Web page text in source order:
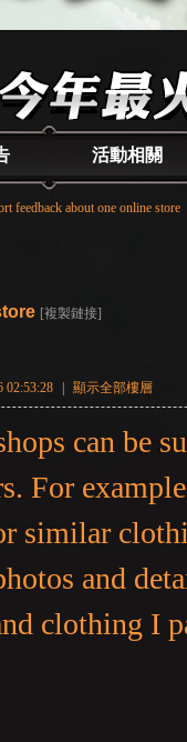
活動相關
feedback about one online store
[複製鏈接]
02:53:28 顯示全部樓層
can be
For
similar
and
clothing I